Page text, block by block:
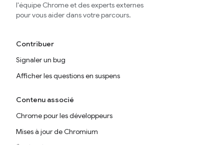
l'équipe Chrome et des experts externes
pour vous aider dans votre parcours.
Contribuer
Signaler un bug
Afficher les questions en suspens
Contenu associé
Chrome pour les développeurs
Mises à jour de Chromium